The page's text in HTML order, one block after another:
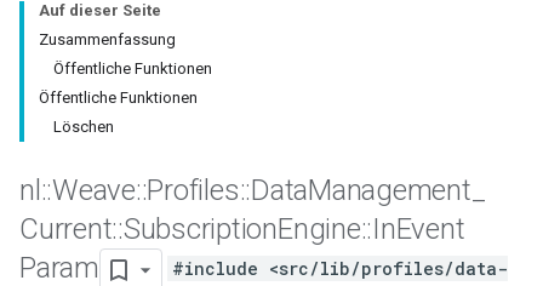
Auf dieser Seite
Zusammenfassung
Öffentliche Funktionen
Öffentliche Funktionen
Löschen
nl ::Weave::Profiles::DataManagement
Current::SubscriptionEngine::InEvent
Param
#include <src/lib/profiles/data-